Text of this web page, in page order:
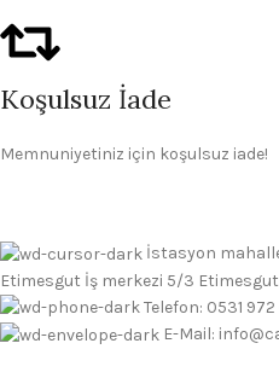
Koşulsuz İade
Memnuniyetiniz için koşulsuz iade!
İstasyon
Etimesgut İş merkezi 5/3
Telefon: 0531 972
E-Mail: